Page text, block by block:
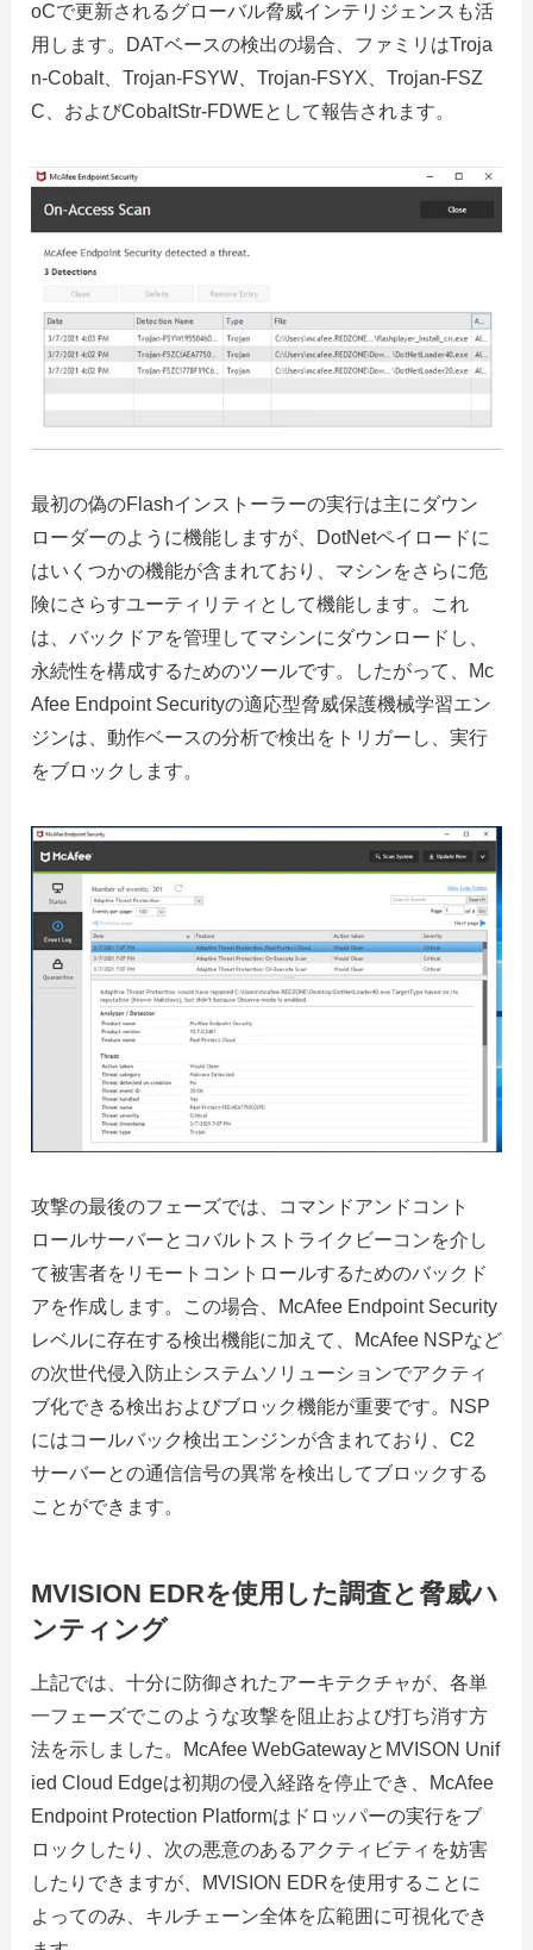
oCで更新されるグローバル脅威インテリジェンスも活
用します。DATベースの検出の場合、ファミリはTroja
n-Cobalt、Trojan-FSYW、Trojan-FSYX、Trojan-FSZ
C、およびCobaltStr-FDWEとして報告されます。
最初の偽のFlashインストーラーの実行は主にダウン
ローダーのように機能しますが、DotNetペイロードに
はいくつかの機能が含まれており、マシンをさらに危
険にさらすユーティリティとして機能します。これ
は、バックドアを管理してマシンにダウンロードし、
永続性を構成するためのツールです。したがって、Mc
Afee Endpoint Securityの適応型脅威保護機械学習エン
ジンは、動作ベースの分析で検出をトリガーし、実行
をブロックします。
攻撃の最後のフェーズでは、コマンドアンドコント
ロールサーバーとコバルトストライクビーコンを介し
て被害者をリモートコントロールするためのバックド
アを作成します。この場合、McAfee Endpoint Security
レベルに存在する検出機能に加えて、McAfee NSPなど
の次世代侵入防止システムソリューションでアクティ
ブ化できる検出およびブロック機能が重要です。NSP
にはコールバック検出エンジンが含まれており、C2
サーバーとの通信信号の異常を検出してブロックする
ことができます。
MVISION EDRを使用した調査と脅威ハ
ンティング
上記では、十分に防御されたアーキテクチャが、各単
一フェーズでこのような攻撃を阻止および打ち消す方
法を示しました。McAfee WebGatewayとMVISON Unif
ied Cloud Edgeは初期の侵入経路を停止でき、McAfee
Endpoint Protection Platformはドロッパーの実行をブ
ロックしたり、次の悪意のあるアクティビティを妨害
したりできますが、MVISION EDRを使用することに
よってのみ、キルチェーン全体を広範囲に可視化でき